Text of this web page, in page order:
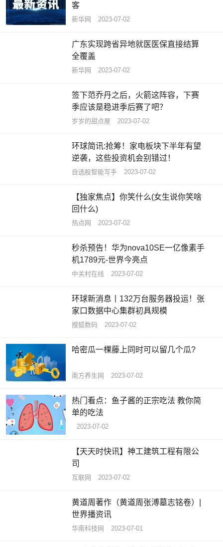
客
新华网 2023-07-02
广东实现跨省异地就医医保直接结算
全覆盖
新华网 2023-07-02
签下范乔丹之后，火箭这阵容，下赛
季应该是稳进季后赛了吧？
岁岁的甜点屋 2023-07-02
环球简讯:抢筹！家电板块下半年有望
逆袭，这些投资机会别错过！
自选股智能写手 2023-07-02
【独家焦点】你笑什么(女生说你笑啥
回什么)
热点网 2023-07-02
秒杀预告！华为nova10SE一亿像素手
机1789元-世界今亮点
中关村在线 2023-07-02
环球新消息丨132万台服务器投运！张
家口数据中心集群初具规模
搜狐数码 2023-07-02
哈密瓜一棵藤上同时可以留几个瓜?
南方养生网 2023-07-02
热门看点：鱼子酱的正宗吃法 教你简
单的吃法
2023-07-02
【天天时快讯】神工建筑工程有限公
司
互联网 2023-07-02
黄道周著作（黄道周张溥墓志铭卷）|
世界播资讯
华南科技网 2023-07-01